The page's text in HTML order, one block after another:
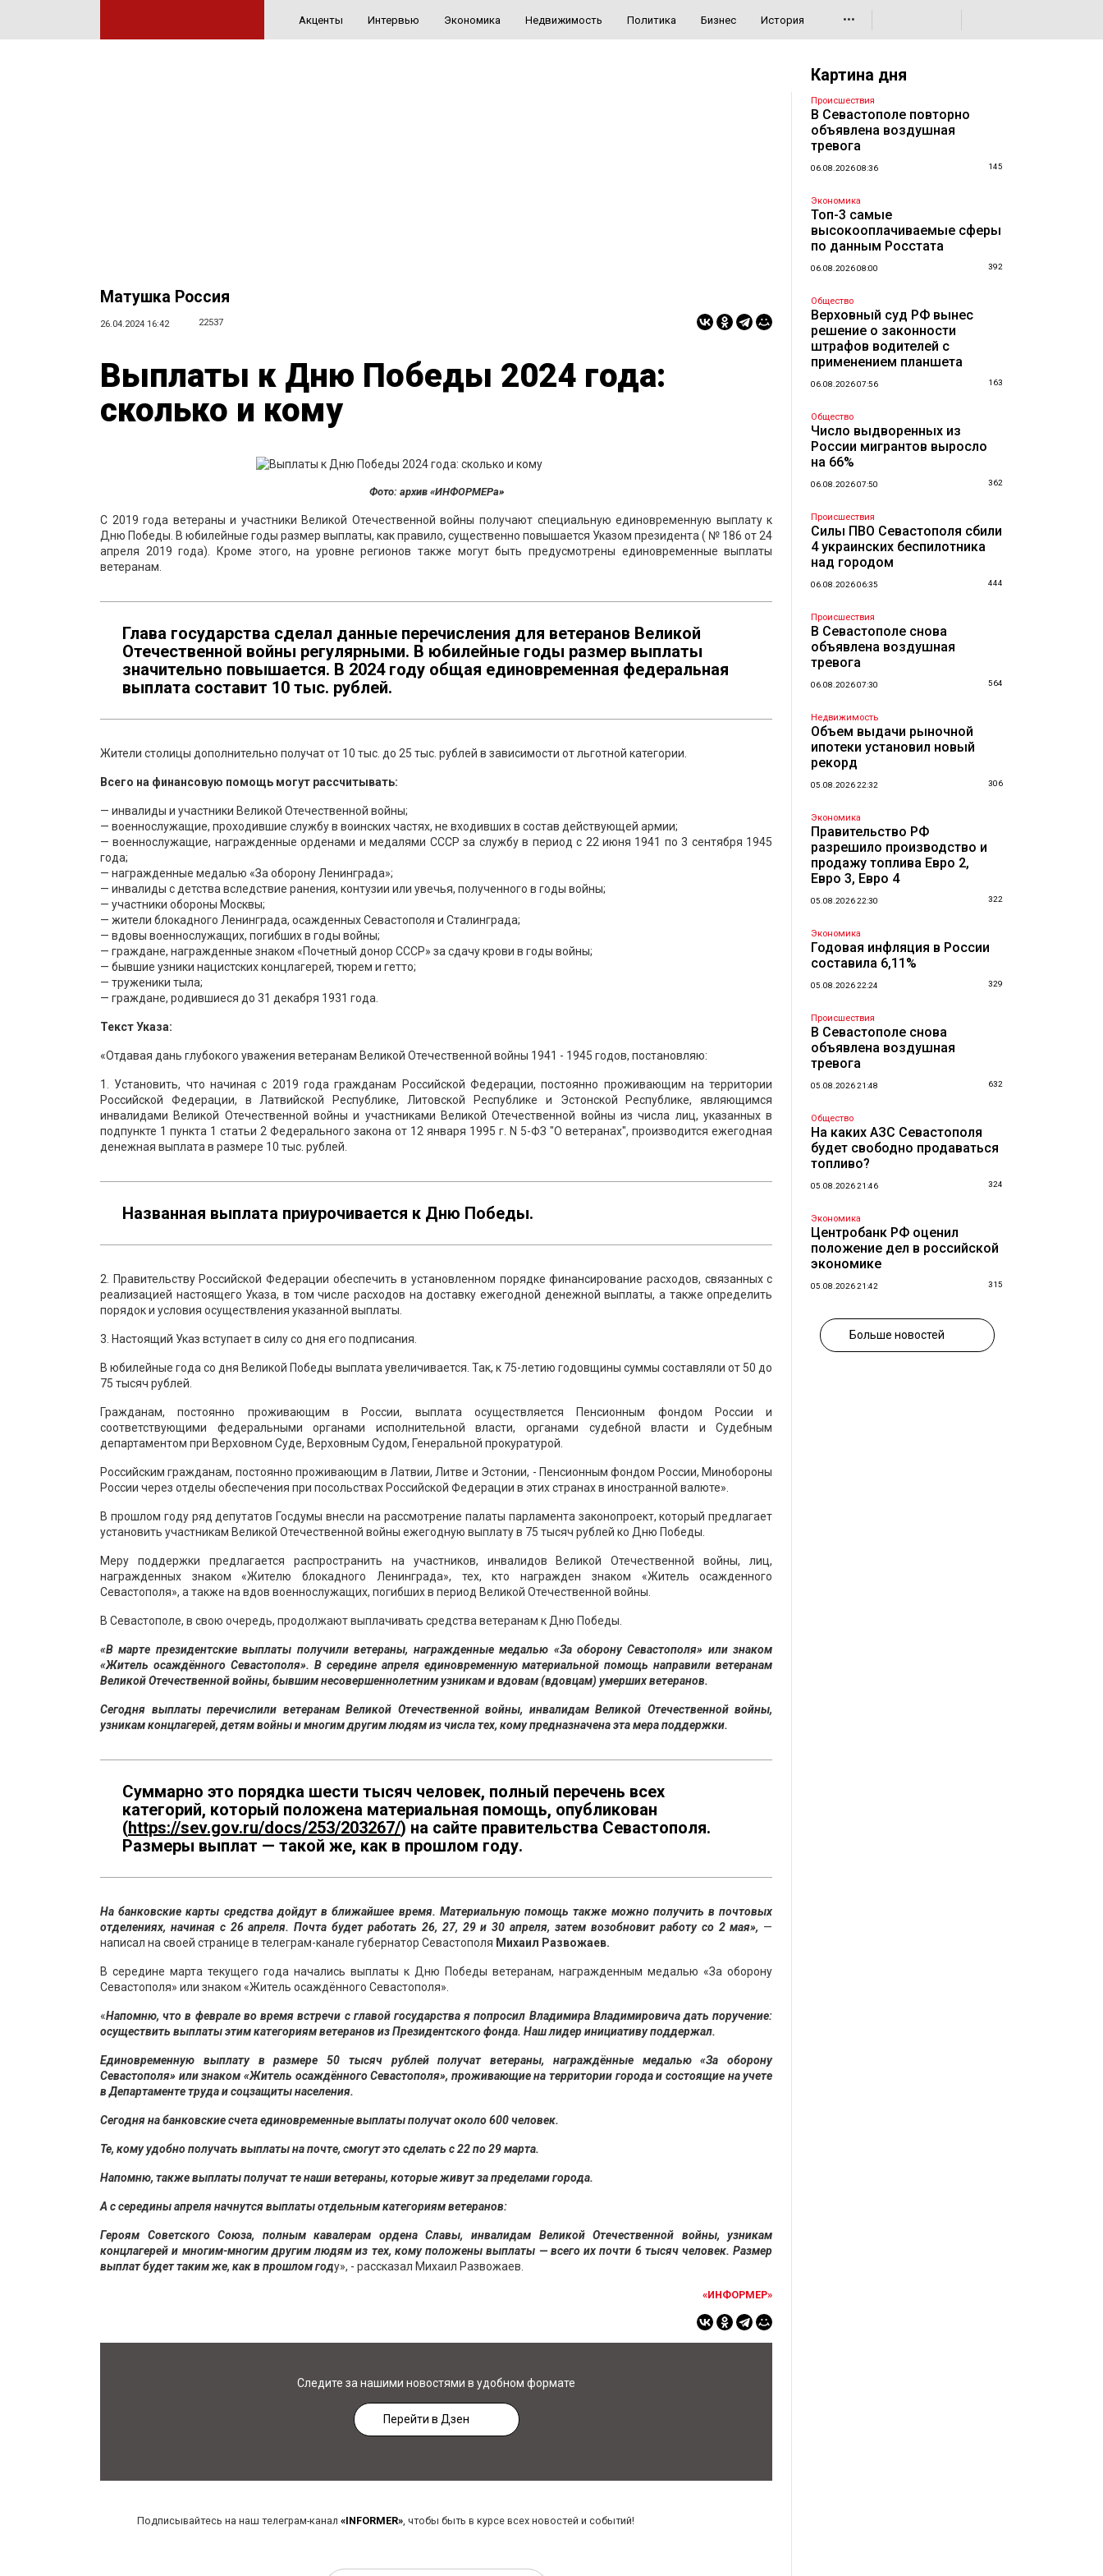
Акценты Интервью Экономика Недвижимость Политика Бизнес История •••
Матушка Россия
26.04.2024 16:42 22537
Выплаты к Дню Победы 2024 года:
сколько и кому
Фото: архив «ИНФОРМЕРа»
С 2019 года ветераны и участники Великой Отечественной войны получают специальную единовременную выплату к
Дню Победы. В юбилейные годы размер выплаты, как правило, существенно повышается Указом президента ( № 186 от 24
апреля 2019 года). Кроме этого, на уровне регионов также могут быть предусмотрены единовременные выплаты
ветеранам.
Глава государства сделал данные перечисления для ветеранов Великой
Отечественной войны регулярными. В юбилейные годы размер выплаты
значительно повышается. В 2024 году общая единовременная федеральная
выплата составит 10 тыс. рублей.
Жители столицы дополнительно получат от 10 тыс. до 25 тыс. рублей в зависимости от льготной категории.
Всего на финансовую помощь могут рассчитывать:
— инвалиды и участники Великой Отечественной войны;
— военнослужащие, проходившие службу в воинских частях, не входивших в состав действующей армии;
— военнослужащие, награжденные орденами и медалями СССР за службу в период с 22 июня 1941 по 3 сентября 1945
года;
— награжденные медалью «За оборону Ленинграда»;
— инвалиды с детства вследствие ранения, контузии или увечья, полученного в годы войны;
— участники обороны Москвы;
— жители блокадного Ленинграда, осажденных Севастополя и Сталинграда;
— вдовы военнослужащих, погибших в годы войны;
— граждане, награжденные знаком «Почетный донор СССР» за сдачу крови в годы войны;
— бывшие узники нацистских концлагерей, тюрем и гетто;
— труженики тыла;
— граждане, родившиеся до 31 декабря 1931 года.
Текст Указа:
«Отдавая дань глубокого уважения ветеранам Великой Отечественной войны 1941 - 1945 годов, постановляю:
1. Установить, что начиная с 2019 года гражданам Российской Федерации, постоянно проживающим на территории
Российской Федерации, в Латвийской Республике, Литовской Республике и Эстонской Республике, являющимся
инвалидами Великой Отечественной войны и участниками Великой Отечественной войны из числа лиц, указанных в
подпункте 1 пункта 1 статьи 2 Федерального закона от 12 января 1995 г. N 5-ФЗ "О ветеранах", производится ежегодная
денежная выплата в размере 10 тыс. рублей.
Названная выплата приурочивается к Дню Победы.
2. Правительству Российской Федерации обеспечить в установленном порядке финансирование расходов, связанных с
реализацией настоящего Указа, в том числе расходов на доставку ежегодной денежной выплаты, а также определить
порядок и условия осуществления указанной выплаты.
3. Настоящий Указ вступает в силу со дня его подписания.
В юбилейные года со дня Великой Победы выплата увеличивается. Так, к 75-летию годовщины суммы составляли от 50 до
75 тысяч рублей.
Гражданам, постоянно проживающим в России, выплата осуществляется Пенсионным фондом России и
соответствующими федеральными органами исполнительной власти, органами судебной власти и Судебным
департаментом при Верховном Суде, Верховным Судом, Генеральной прокуратурой.
Российским гражданам, постоянно проживающим в Латвии, Литве и Эстонии, - Пенсионным фондом России, Минобороны
России через отделы обеспечения при посольствах Российской Федерации в этих странах в иностранной валюте».
В прошлом году ряд депутатов Госдумы внесли на рассмотрение палаты парламента законопроект, который предлагает
установить участникам Великой Отечественной войны ежегодную выплату в 75 тысяч рублей ко Дню Победы.
Меру поддержки предлагается распространить на участников, инвалидов Великой Отечественной войны, лиц,
награжденных знаком «Жителю блокадного Ленинграда», тех, кто награжден знаком «Житель осажденного
Севастополя», а также на вдов военнослужащих, погибших в период Великой Отечественной войны.
В Севастополе, в свою очередь, продолжают выплачивать средства ветеранам к Дню Победы.
«В марте президентские выплаты получили ветераны, награжденные медалью «За оборону Севастополя» или знаком
«Житель осаждённого Севастополя». В середине апреля единовременную материальной помощь направили ветеранам
Великой Отечественной войны, бывшим несовершеннолетним узникам и вдовам (вдовцам) умерших ветеранов.
Сегодня выплаты перечислили ветеранам Великой Отечественной войны, инвалидам Великой Отечественной войны,
узникам концлагерей, детям войны и многим другим людям из числа тех, кому предназначена эта мера поддержки.
Суммарно это порядка шести тысяч человек, полный перечень всех
категорий, который положена материальная помощь, опубликован
(https://sev.gov.ru/docs/253/203267/) на сайте правительства Севастополя.
Размеры выплат — такой же, как в прошлом году.
На банковские карты средства дойдут в ближайшее время. Материальную помощь также можно получить в почтовых
отделениях, начиная с 26 апреля. Почта будет работать 26, 27, 29 и 30 апреля, затем возобновит работу со 2 мая», —
написал на своей странице в телеграм-канале губернатор Севастополя Михаил Развожаев.
В середине марта текущего года начались выплаты к Дню Победы ветеранам, награжденным медалью «За оборону
Севастополя» или знаком «Житель осаждённого Севастополя».
«Напомню, что в феврале во время встречи с главой государства я попросил Владимира Владимировича дать поручение:
осуществить выплаты этим категориям ветеранов из Президентского фонда. Наш лидер инициативу поддержал.
Единовременную выплату в размере 50 тысяч рублей получат ветераны, награждённые медалью «За оборону
Севастополя» или знаком «Житель осаждённого Севастополя», проживающие на территории города и состоящие на учете
в Департаменте труда и соцзащиты населения.
Сегодня на банковские счета единовременные выплаты получат около 600 человек.
Те, кому удобно получать выплаты на почте, смогут это сделать с 22 по 29 марта.
Напомню, также выплаты получат те наши ветераны, которые живут за пределами города.
А с середины апреля начнутся выплаты отдельным категориям ветеранов:
Героям Советского Союза, полным кавалерам ордена Славы, инвалидам Великой Отечественной войны, узникам
концлагерей и многим-многим другим людям из тех, кому положены выплаты — всего их почти 6 тысяч человек. Размер
выплат будет таким же, как в прошлом году», - рассказал Михаил Развожаев.
«ИНФОРМЕР»
Следите за нашими новостями в удобном формате
Перейти в Дзен
Подписывайтесь на наш телеграм-канал «INFORMER», чтобы быть в курсе всех новостей и событий!
Картина дня
Происшествия
В Севастополе повторно
объявлена воздушная
тревога
06.08.2026 08:36 145
Экономика
Топ-3 самые
высокооплачиваемые сферы
по данным Росстата
06.08.2026 08:00 392
Общество
Верховный суд РФ вынес
решение о законности
штрафов водителей с
применением планшета
06.08.2026 07:56 163
Общество
Число выдворенных из
России мигрантов выросло
на 66%
06.08.2026 07:50 362
Происшествия
Силы ПВО Севастополя сбили
4 украинских беспилотника
над городом
06.08.2026 06:35 444
Происшествия
В Севастополе снова
объявлена воздушная
тревога
06.08.2026 07:30 564
Недвижимость
Объем выдачи рыночной
ипотеки установил новый
рекорд
05.08.2026 22:32 306
Экономика
Правительство РФ
разрешило производство и
продажу топлива Евро 2,
Евро 3, Евро 4
05.08.2026 22:30 322
Экономика
Годовая инфляция в России
составила 6,11%
05.08.2026 22:24 329
Происшествия
В Севастополе снова
объявлена воздушная
тревога
05.08.2026 21:48 632
Общество
На каких АЗС Севастополя
будет свободно продаваться
топливо?
05.08.2026 21:46 324
Экономика
Центробанк РФ оценил
положение дел в российской
экономике
05.08.2026 21:42 315
Больше новостей